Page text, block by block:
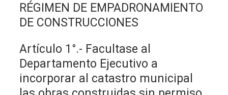
RÉGIMEN DE EMPADRONAMIENTO
DE CONSTRUCCIONES
Artículo 1°.- Facultase al
Departamento Ejecutivo a
incorporar al catastro municipal